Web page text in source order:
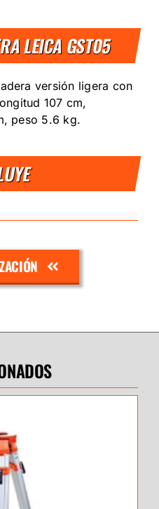
LEICA GST05
versión ligera con
107 cm,
peso 5.6 kg.